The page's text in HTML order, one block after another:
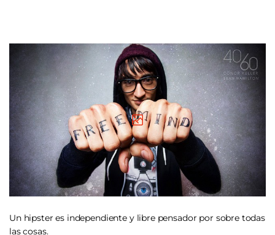
Un hipster es independiente y libre pensador por sobre todas
las cosas.